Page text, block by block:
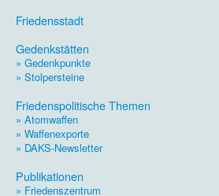
Friedensstadt
Gedenkstätten
» Gedenkpunkte
» Stolpersteine
Friedenspolitische Themen
» Atomwaffen
» Waffenexporte
» DAKS-Newsletter
Publikationen
» Friedenszentrum